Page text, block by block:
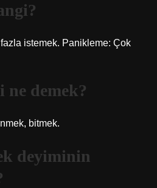
istemek. Panikleme: Çok
ne demek?
bitmek.
deyiminin